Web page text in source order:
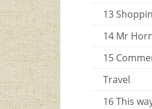
13
14 Mr
15
Travel
16 This